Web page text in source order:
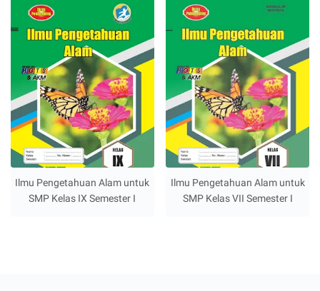
Ilmu Pengetahuan Alam untuk
SMP Kelas IX Semester I
Ilmu Pengetahuan Alam untuk
SMP Kelas VII Semester I